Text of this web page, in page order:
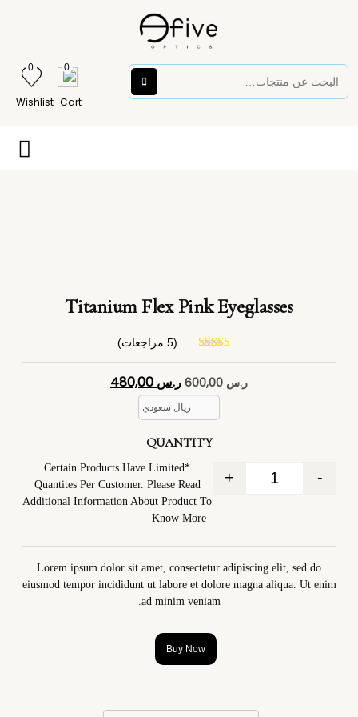
0
Cart
0
Wishlist
Titanium Flex Pink Eyeglasses
بناءً على
تقييمعملاء
(
5 مراجعات)
ر.س600,00 ر.س
ريال سعودي
QUANTITY
-
+
*Certain Products Have Limited
Quantites Per Customer. Please Read
Additional Information About Product To
Know More
Lorem ipsum dolor sit amet, consectetur adipiscing elit, sed do
eiusmod tempor incididunt ut labore et dolore magna aliqua. Ut enim
ad minim veniam.
Buy Now